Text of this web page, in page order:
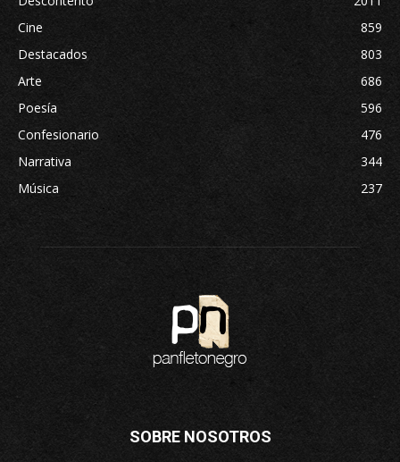
Cine
859
Destacados
803
Arte
686
Poesía
596
Confesionario
476
Narrativa
344
Música
237
SOBRE NOSOTROS